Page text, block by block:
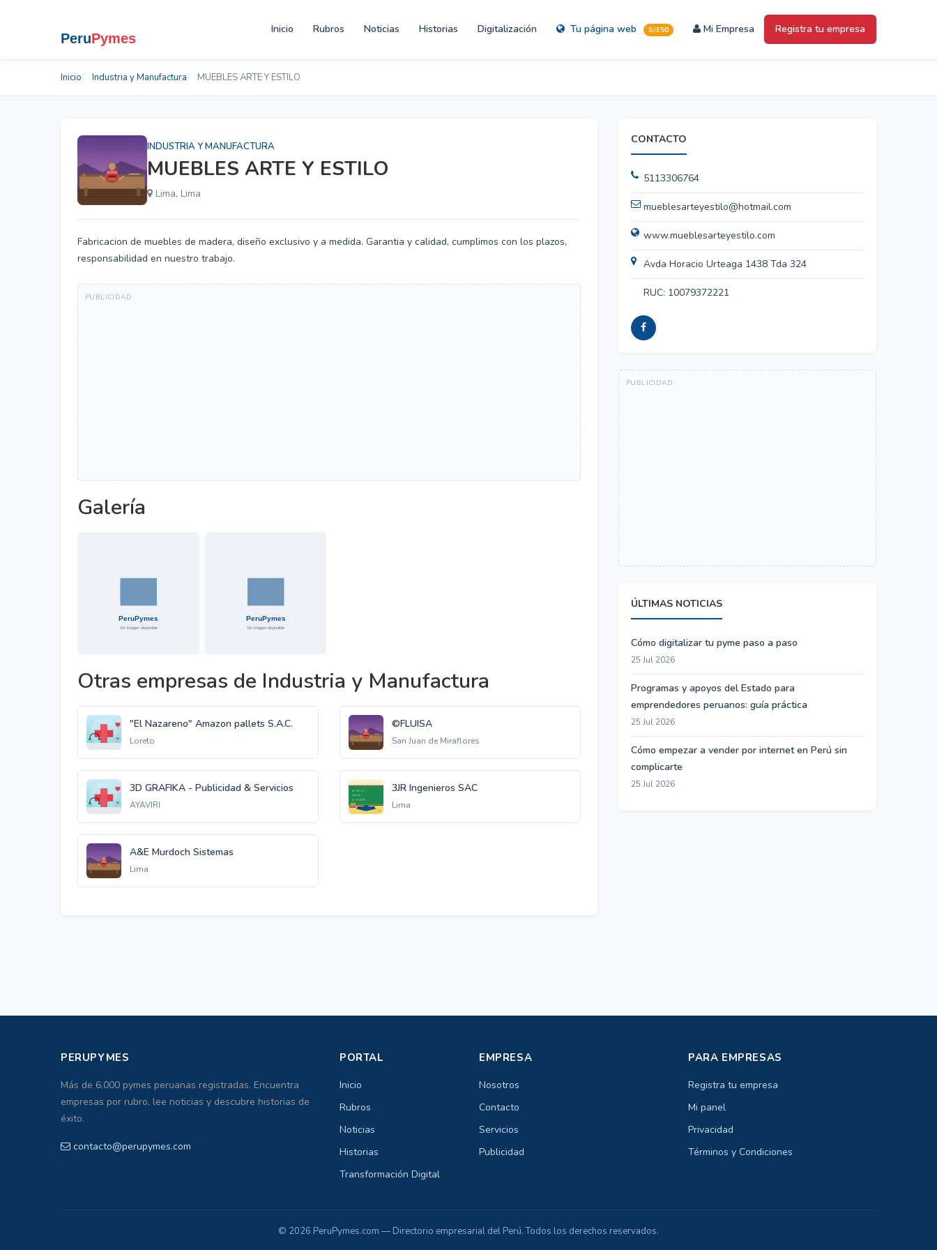
Inicio Rubros Noticias Historias Digitalización Tu página web S/350 Mi Empresa Registra tu empresa
Inicio Industria y Manufactura MUEBLES ARTE Y ESTILO
INDUSTRIA Y MANUFACTURA
MUEBLES ARTE Y ESTILO
Lima, Lima
Fabricacion de muebles de madera, diseño exclusivo y a medida. Garantia y calidad, cumplimos con los plazos,
responsabilidad en nuestro trabajo.
Galería
Otras empresas de Industria y Manufactura
"El Nazareno" Amazon pallets S.A.C.
Loreto
©FLUISA
San Juan de Miraflores
3D GRAFIKA - Publicidad & Servicios
AYAVIRI
3JR Ingenieros SAC
Lima
A&E Murdoch Sistemas
Lima
CONTACTO
5113306764
mueblesarteyestilo@hotmail.com
www.mueblesarteyestilo.com
Avda Horacio Urteaga 1438 Tda 324
RUC: 10079372221
ÚLTIMAS NOTICIAS
Cómo digitalizar tu pyme paso a paso
25 Jul 2026
Programas y apoyos del Estado para
emprendedores peruanos: guía práctica
25 Jul 2026
Cómo empezar a vender por internet en Perú sin
complicarte
25 Jul 2026
PERUPYMES
Más de 6,000 pymes peruanas registradas. Encuentra
empresas por rubro, lee noticias y descubre historias de
éxito.
contacto@perupymes.com
PORTAL
Inicio
Rubros
Noticias
Historias
Transformación Digital
EMPRESA
Nosotros
Contacto
Servicios
Publicidad
PARA EMPRESAS
Registra tu empresa
Mi panel
Privacidad
Términos y Condiciones
© 2026 PeruPymes.com — Directorio empresarial del Perú. Todos los derechos reservados.